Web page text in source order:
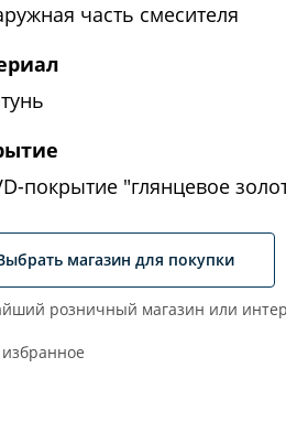
часть смесителя
покрытие "глянцевое
магазин для покупки
розничный магазин или